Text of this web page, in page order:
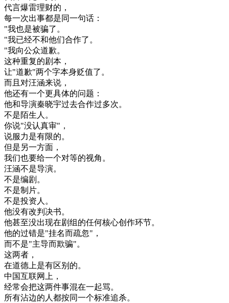
代言爆雷理财的 ，
每一次出事都是同一句话 ：
"我也是被骗了。
"我已经不和他们合作了。
"我向公众道歉。
这种重复的剧本 ，
让"道歉"两个字本身贬值了。
而且 对汪涵来说 ，
他还有一个更具体的问题 ：
他和导演秦晓宇过去合作过多次。
不是陌生人。
你说"没认真审" ，
说服力是有限的。
但是另一方面 ，
我们也要给一个对等的视角。
汪涵不是导演。
不是编剧 。
不是制片。
不是投资人。
他没有改判决书。
他甚至没出现在剧组 的任何核心创作环节。
他的过错是"挂名而疏忽" ，
而不是"主导而欺骗"。
这两者 ，
在道德上是有区别 的。
中国互联网上 ，
经常会把这两件事混在一起骂。
所有沾边的人都按同一个标准追杀。